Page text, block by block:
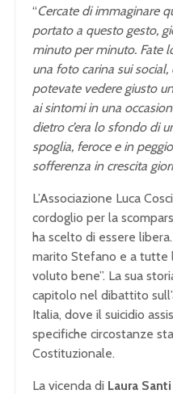
“Cercate di immaginare
portato a questo gesto,
minuto per minuto. Fate
una foto carina sui
potevate vedere giusto
ai sintomi in una
dietro c’era lo sfondo di
spoglia, feroce e in
sofferenza in crescita
L’Associazione Luca
cordoglio per la
ha scelto di essere
marito Stefano e a tutte
voluto bene”. La sua
capitolo nel dibattito
Italia, dove il suicidio
specifiche circostanze
Costituzionale.
La vicenda di Laura Santi